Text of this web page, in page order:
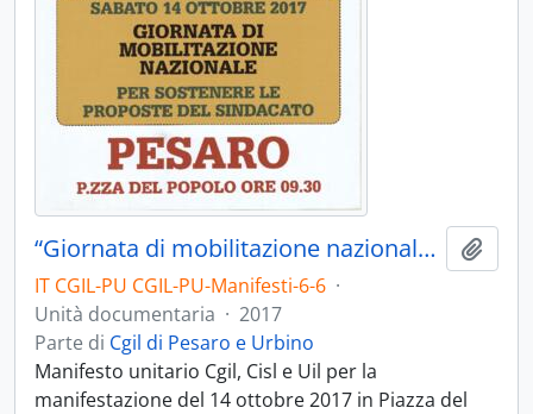
“Giornata di mobilitazione nazionale” - 2017
IT CGIL-PU CGIL-PU-Manifesti-6-6 ·
Unità documentaria · 2017
Parte di Cgil di Pesaro e Urbino
Manifesto unitario Cgil, Cisl e Uil per la
manifestazione del 14 ottobre 2017 in Piazza del